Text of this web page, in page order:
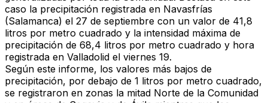
caso la precipitación registrada en Navasfrías
(Salamanca) el 27 de septiembre con un valor de 41,8
litros por metro cuadrado y la intensidad máxima de
precipitación de 68,4 litros por metro cuadrado y hora
registrada en Valladolid el viernes 19.
Según este informe, los valores más bajos de
precipitación, por debajo de 1 litros por metro cuadrado,
se registraron en zonas la mitad Norte de la Comunidad